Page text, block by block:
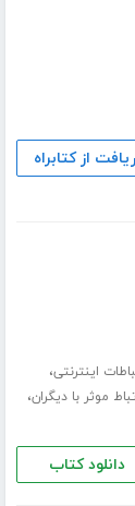
از کتابراه
اینترنتی،
موثر با دیگران،
دانلود کتاب